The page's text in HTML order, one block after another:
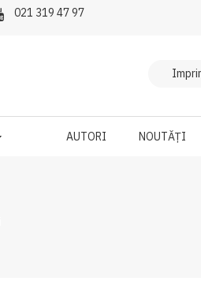
021 319 47 97
AUTORI NOUTĂȚI